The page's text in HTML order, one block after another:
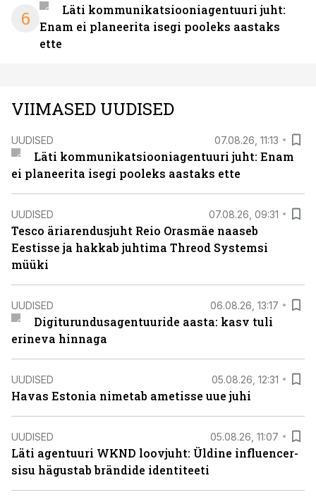
6
Läti kommunikatsiooniagentuuri juht:
Enam ei planeerita isegi pooleks aastaks
ette
VIIMASED UUDISED
UUDISED 07.08.26, 11:13
Läti kommunikatsiooniagentuuri juht: Enam
ei planeerita isegi pooleks aastaks ette
UUDISED 07.08.26, 09:31
Tesco äriarendusjuht Reio Orasmäe naaseb
Eestisse ja hakkab juhtima Threod Systemsi
müüki
UUDISED 06.08.26, 13:17
Digiturundusagentuuride aasta: kasv tuli
erineva hinnaga
UUDISED 05.08.26, 12:31
Havas Estonia nimetab ametisse uue juhi
UUDISED 05.08.26, 11:07
Läti agentuuri WKND loovjuht: Üldine influencer-
sisu hägustab brändide identiteeti